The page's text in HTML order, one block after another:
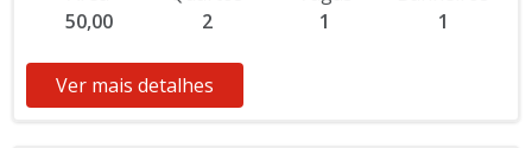
50,00
2
1
1
Ver mais detalhes